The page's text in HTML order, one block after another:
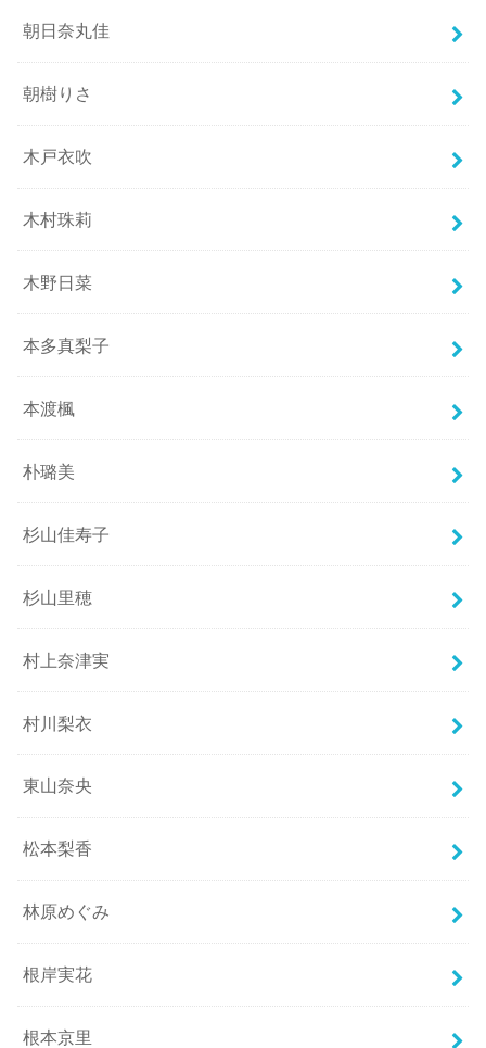
朝日奈丸佳
朝樹りさ
木戸衣吹
木村珠莉
木野日菜
本多真梨子
本渡楓
朴璐美
杉山佳寿子
杉山里穂
村上奈津実
村川梨衣
東山奈央
松本梨香
林原めぐみ
根岸実花
根本京里